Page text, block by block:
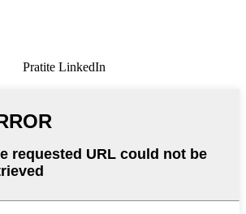
Pratite LinkedIn